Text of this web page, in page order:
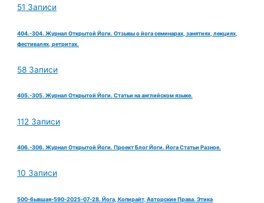
51 Записи
404.-304. Журнал Открытой Йоги. Отзывы о йога семинарах, занятиях, лекциях,
фестивалях, ретритах.
58 Записи
405.-305. Журнал Открытой Йоги. Статьи на английском языке.
112 Записи
406.-306. Журнал Открытой Йоги. Проект Блог Йоги. Йога Статьи Разное.
10 Записи
500-бывшая-590-2025-07-28. Йога, Копирайт, Авторские Права. Этика